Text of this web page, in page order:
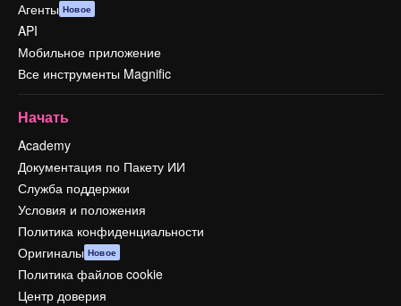
Агенты Новое
API
Мобильное приложение
Все инструменты Magnific
Начать
Academy
Документация по Пакету ИИ
Служба поддержки
Условия и положения
Политика конфиденциальности
Оригиналы Новое
Политика файлов cookie
Центр доверия